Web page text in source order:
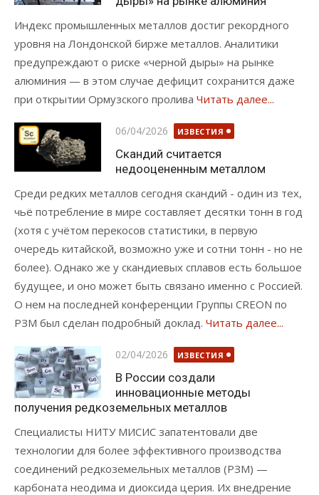
Индекс промышленных металлов достиг рекордного
уровня на Лондонской бирже металлов. Аналитики
предупреждают о риске «черной дыры» на рынке
алюминия — в этом случае дефицит сохранится даже
при открытии Ормузского пролива Читать далее...
Опубликовано
06/04/2026 ИЗВЕСТИЯ
Скандий считается
недооцененным металлом
Среди редких металлов сегодня скандий - один из тех,
чьё потребление в мире составляет десятки тонн в год
(хотя с учётом перекосов статистики, в первую
очередь китайской, возможно уже и сотни тонн - но не
более). Однако же у скандиевых сплавов есть большое
будущее, и оно может быть связано именно с Россией.
О нем на последней конференции Группы CREON по
РЗМ был сделан подробный доклад. Читать далее...
Опубликовано
02/04/2026 ИЗВЕСТИЯ
В России создали
инновационные методы
получения редкоземельных металлов
Специалисты НИТУ МИСИС запатентовали две
технологии для более эффективного производства
соединений редкоземельных металлов (РЗМ) —
карбоната неодима и диоксида церия. Их внедрение